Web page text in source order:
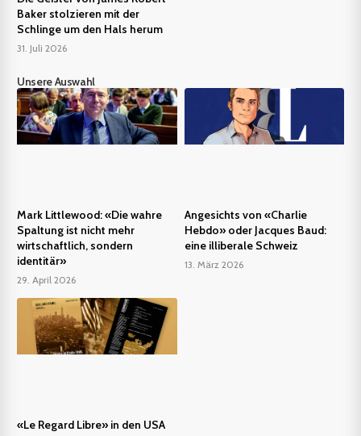
Baker stolzieren mit der
Schlinge um den Hals herum
31. Juli 2026
Unsere Auswahl
Mark Littlewood: «Die wahre
Spaltung ist nicht mehr
wirtschaftlich, sondern
identitär»
29. April 2026
Angesichts von «Charlie
Hebdo» oder Jacques Baud:
eine illiberale Schweiz
13. März 2026
«Le Regard Libre» in den USA